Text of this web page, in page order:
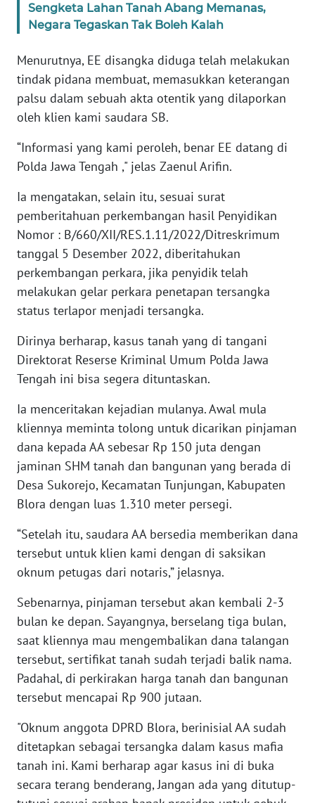
Sengketa Lahan Tanah Abang Memanas,
Negara Tegaskan Tak Boleh Kalah
Menurutnya, EE disangka diduga telah melakukan
tindak pidana membuat, memasukkan keterangan
palsu dalam sebuah akta otentik yang dilaporkan
oleh klien kami saudara SB.
“Informasi yang kami peroleh, benar EE datang di
Polda Jawa Tengah ," jelas Zaenul Arifin.
Ia mengatakan, selain itu, sesuai surat
pemberitahuan perkembangan hasil Penyidikan
Nomor : B/660/XII/RES.1.11/2022/Ditreskrimum
tanggal 5 Desember 2022, diberitahukan
perkembangan perkara, jika penyidik telah
melakukan gelar perkara penetapan tersangka
status terlapor menjadi tersangka.
Dirinya berharap, kasus tanah yang di tangani
Direktorat Reserse Kriminal Umum Polda Jawa
Tengah ini bisa segera dituntaskan.
Ia menceritakan kejadian mulanya. Awal mula
kliennya meminta tolong untuk dicarikan pinjaman
dana kepada AA sebesar Rp 150 juta dengan
jaminan SHM tanah dan bangunan yang berada di
Desa Sukorejo, Kecamatan Tunjungan, Kabupaten
Blora dengan luas 1.310 meter persegi.
“Setelah itu, saudara AA bersedia memberikan dana
tersebut untuk klien kami dengan di saksikan
oknum petugas dari notaris,” jelasnya.
Sebenarnya, pinjaman tersebut akan kembali 2-3
bulan ke depan. Sayangnya, berselang tiga bulan,
saat kliennya mau mengembalikan dana talangan
tersebut, sertifikat tanah sudah terjadi balik nama.
Padahal, di perkirakan harga tanah dan bangunan
tersebut mencapai Rp 900 jutaan.
"Oknum anggota DPRD Blora, berinisial AA sudah
ditetapkan sebagai tersangka dalam kasus mafia
tanah ini. Kami berharap agar kasus ini di buka
secara terang benderang, Jangan ada yang ditutup-
PAPUA
BARAT
WN
RIAU
SERAMBI
WN
JAMBI
WN
WN
NTB
WN
SULTENG
WN
SULBAR
BABEL
WN
WN
SUMSEL
WN
BENGKULU
WN
LAMPUNG
WN